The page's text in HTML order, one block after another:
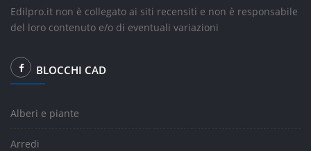
Edilpro.it non è collegato ai siti recensiti e non è responsabile
del loro contenuto e/o di eventuali variazioni
BLOCCHI CAD
Alberi e piante
Arredi